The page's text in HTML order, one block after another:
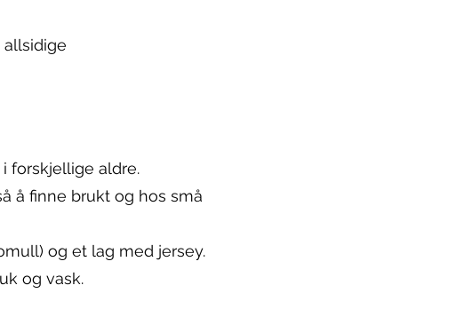
forskjellige aldre.
å finne brukt og hos små
og et lag med jersey.
og vask.